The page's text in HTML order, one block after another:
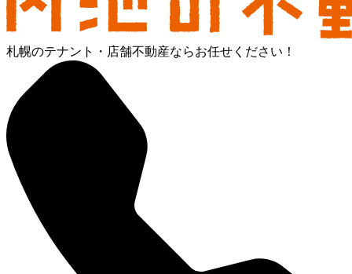
札幌のテナント・店舗不動産ならお任せください！